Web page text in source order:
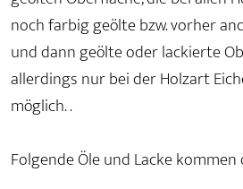
noch farbig geölte bzw. vorher
und dann geölte oder lackierte
allerdings nur bei der Holzart
möglich. .
Folgende Öle und Lacke